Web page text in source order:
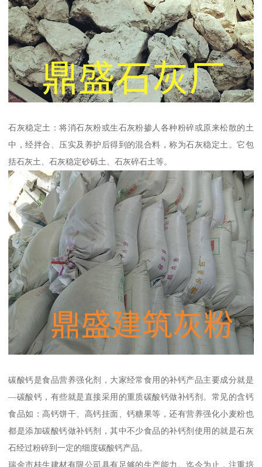
石灰稳定土：将消石灰粉或生石灰粉掺人各种粉碎或原来松散的土
中，经拌合、压实及养护后得到的混合料，称为石灰稳定土。它包
括石灰土、石灰稳定砂砾土、石灰碎石土等。
碳酸钙是食品营养强化剂，大家经常食用的补钙产品主要成分就是
—碳酸钙，有些就是直接采用的重质碳酸钙做补钙剂。常见的含钙
食品如：高钙饼干、高钙挂面、钙糖果等，还有营养强化小麦粉也
都是添加碳酸钙做补钙剂，其中不少食品的补钙剂使用的就是石灰
石经过粉碎到一定的细度碳酸钙产品。
瑞金市桂生建材有限公司具有足够的生产能力。迄今为止，注重培